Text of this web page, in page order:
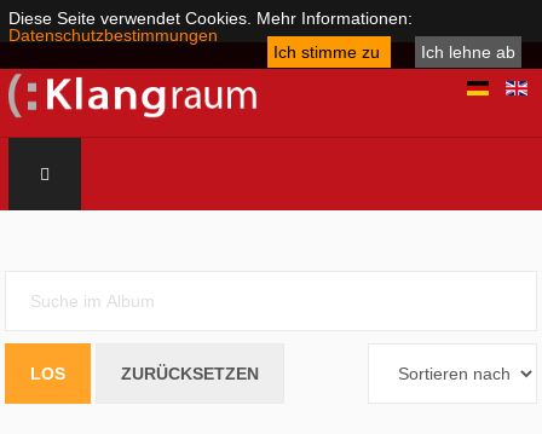
Diese Seite verwendet Cookies. Mehr Informationen:
Datenschutzbestimmungen
Ich stimme zu
Ich lehne ab